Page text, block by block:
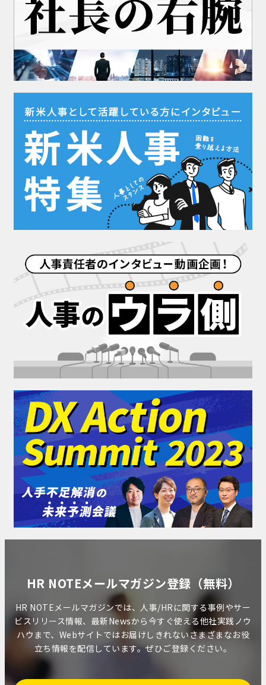
HR NOTEメールマガジン登録（無料）
HR NOTEメールマガジンでは、人事/HRに関する事例やサー
ビスリリース情報、最新Newsから今すぐ使える他社実践ノウ
ハウまで、Webサイトではお届けしきれないさまざまなお役
立ち情報を配信しています。ぜひご登録ください。